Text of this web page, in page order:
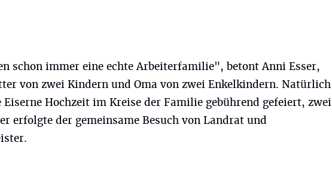
schon immer eine echte Arbeiterfamilie", betont Anni Esser,
von zwei Kindern und Oma von zwei Enkelkindern. Natürlich
Eiserne Hochzeit im Kreise der Familie gebührend gefeiert, zwei
erfolgte der gemeinsame Besuch von Landrat und